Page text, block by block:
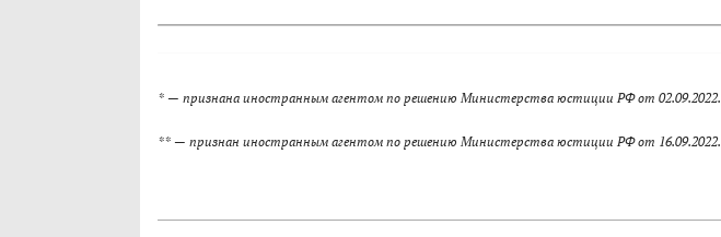
* — признана иностранным агентом по решению Министерства юстиции РФ от 02.09.2022.
** — признан иностранным агентом по решению Министерства юстиции РФ от 16.09.2022.